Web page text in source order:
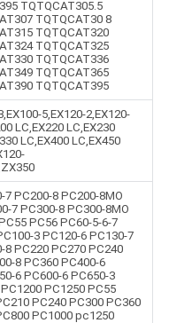
TQTQCAT305.5
TQTQCAT30 8
TQTQCAT320
TQTQCAT325
TQTQCAT336
TQTQCAT365
TQTQCAT395
5,EX120-2,EX120-
LC,EX220 LC,EX230
LC,EX400 LC,EX450
PC200-8 PC200-8MO
7 PC300-8 PC300-8MO
PC56 PC60-5-6-7
3 PC120-6 PC130-7
8 PC220 PC270 PC240
8 PC360 PC400-6
6 PC600-6 PC650-3
PC1250 PC55
PC240 PC300 PC360
PC1000 pc1250